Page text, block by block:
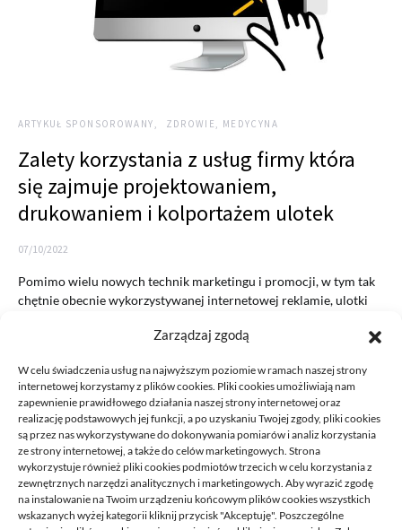
Zarządzaj zgodą
W celu świadczenia usług na najwyższym poziomie w ramach naszej strony
internetowej korzystamy z plików cookies. Pliki cookies umożliwiają nam
zapewnienie prawidłowego działania naszej strony internetowej oraz
realizację podstawowych jej funkcji, a po uzyskaniu Twojej zgody, pliki cookies
są przez nas wykorzystywane do dokonywania pomiarów i analiz korzystania
ze strony internetowej, a także do celów marketingowych. Strona
wykorzystuje również pliki cookies podmiotów trzecich w celu korzystania z
zewnętrznych narzędzi analitycznych i marketingowych. Aby wyrazić zgodę
na instalowanie na Twoim urządzeniu końcowym plików cookies wszystkich
wskazanych wyżej kategorii kliknij przycisk "Akceptuję". Poszczególne
ARTYKUŁ SPONSOROWANY ZDROWIE, MEDYCYNA
Zalety korzystania z usług firmy która
się zajmuje projektowaniem,
drukowaniem i kolportażem ulotek
07/10/2022
Pomimo wielu nowych technik marketingu i promocji, w tym tak
chętnie obecnie wykorzystywanej internetowej reklamie, ulotki
READ MORE
DECA /